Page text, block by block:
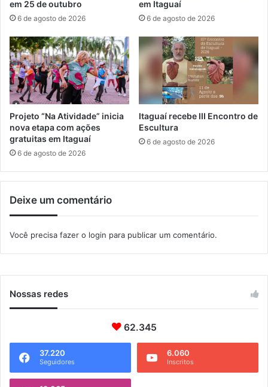
u
a
í
a
p
a
e
I
t
a
g
u
a
í
em 25 de outubro
6 de agosto de 2026
em Itaguaí
6 de agosto de 2026
Projeto “Na Atividade” inicia
nova etapa com ações
gratuitas em Itaguaí
6 de agosto de 2026
Itaguaí recebe III Encontro de
Escultura
6 de agosto de 2026
Deixe um comentário
Você precisa fazer o login para publicar um comentário.
Nossas redes
62.345
37.220
Seguidores
6.060
Inscritos